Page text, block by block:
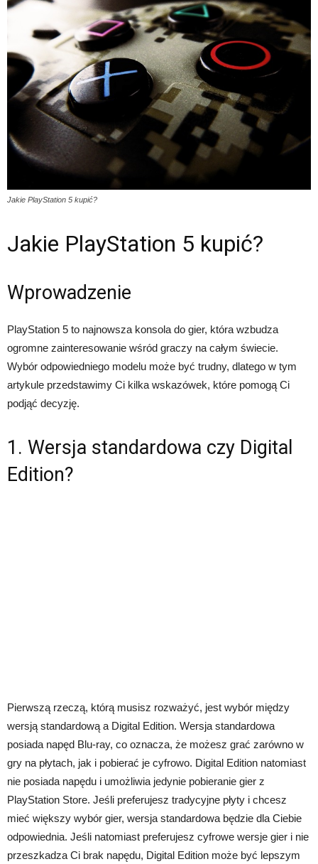
Jakie PlayStation 5 kupić?
Jakie PlayStation 5 kupić?
Wprowadzenie
PlayStation 5 to najnowsza konsola do gier, która wzbudza
ogromne zainteresowanie wśród graczy na całym świecie.
Wybór odpowiedniego modelu może być trudny, dlatego w tym
artykule przedstawimy Ci kilka wskazówek, które pomogą Ci
podjąć decyzję.
1. Wersja standardowa czy Digital
Edition?
Pierwszą rzeczą, którą musisz rozważyć, jest wybór między
wersją standardową a Digital Edition. Wersja standardowa
posiada napęd Blu-ray, co oznacza, że możesz grać zarówno w
gry na płytach, jak i pobierać je cyfrowo. Digital Edition natomiast
nie posiada napędu i umożliwia jedynie pobieranie gier z
PlayStation Store. Jeśli preferujesz tradycyjne płyty i chcesz
mieć większy wybór gier, wersja standardowa będzie dla Ciebie
odpowiednia. Jeśli natomiast preferujesz cyfrowe wersje gier i nie
przeszkadza Ci brak napędu, Digital Edition może być lepszym